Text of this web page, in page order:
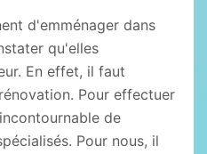
d'emménager dans
qu'elles
En effet, il faut
Pour effectuer
de
Pour nous, il